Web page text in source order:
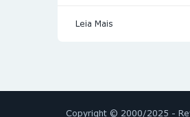
Leia Mais
Copyright © 2000/2025 -